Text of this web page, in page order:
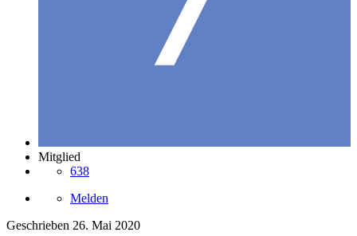
Mitglied
638
Melden
Geschrieben 26. Mai 2020